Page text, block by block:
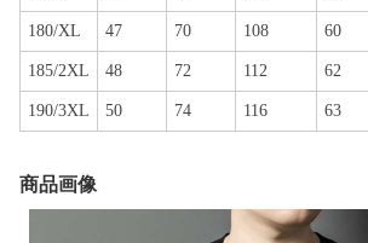
180/XL 47 70 108 60
185/2XL 48 72 112 62
190/3XL 50 74 116 63
商品画像